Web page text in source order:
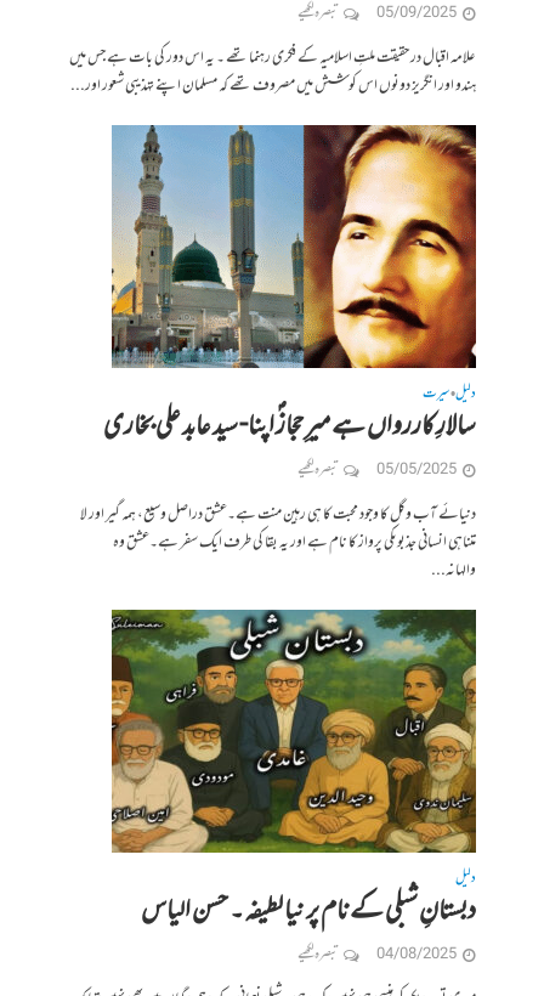
05/09/2025 تبصرہ لکھیے
علامہ اقبال در حقیقت ملتِ اسلامیہ کے فکری رہنما تھے ۔ یہ اس دور کی بات ہے جس میں
ہندو اور انگریز دونوں اس کوشش میں مصروف تھے کہ مسلمان اپنے تہذیبی شعور اور...
دلیل•سیرت
سالارِ کاررواں ہے میرِ حجازؐ اپنا- سید عابد علی بخاری
05/05/2025 تبصرہ لکھیے
دنیائے آب وگل کا وجود محبت کا ہی رہین منت ہے۔عشق دراصل وسیع، ہمہ گیر اور لا
متناہی انسانی جذبوںکی پرواز کا نام ہے اور یہ بقا کی طرف ایک سفر ہے۔عشق وہ
والہانہ...
دلیل
دبستانِ شبلی کے نام پر نیا لطیفہ۔ حسن الیاس
04/08/2025 تبصرہ لکھیے